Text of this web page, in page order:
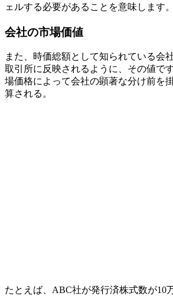
ェルする必要があることを意味します。
会社の市場価値
また、時価総額として知られている会
取引所に反映されるように、その値で
場価格によって会社の顕著な分け前を
算される。
たとえば、ABC社が発行済株式数が10